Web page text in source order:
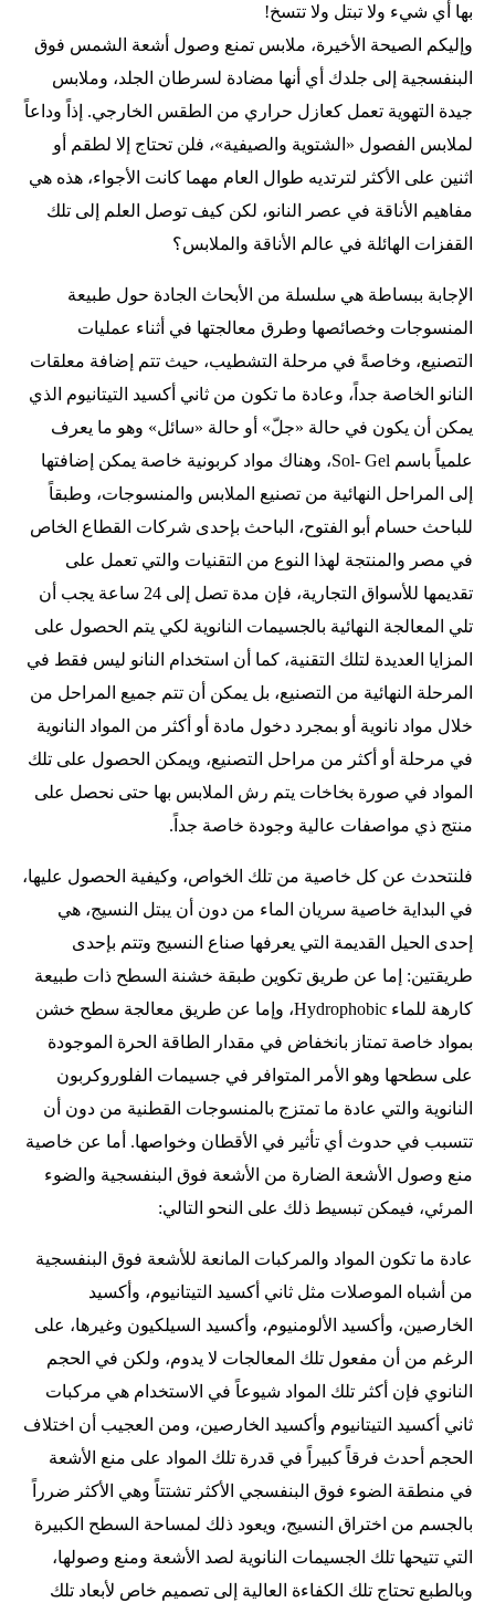
بها أي شيء ولا تبتل ولا تتسخ!
وإليكم الصيحة الأخيرة، ملابس تمنع وصول أشعة الشمس فوق
البنفسجية إلى جلدك أي أنها مضادة لسرطان الجلد، وملابس
جيدة التهوية تعمل كعازل حراري من الطقس الخارجي. إذاً وداعاً
لملابس الفصول «الشتوية والصيفية»، فلن تحتاج إلا لطقم أو
اثنين على الأكثر لترتديه طوال العام مهما كانت الأجواء، هذه هي
مفاهيم الأناقة في عصر النانو، لكن كيف توصل العلم إلى تلك
القفزات الهائلة في عالم الأناقة والملابس؟
الإجابة ببساطة هي سلسلة من الأبحاث الجادة حول طبيعة
المنسوجات وخصائصها وطرق معالجتها في أثناء عمليات
التصنيع، وخاصةً في مرحلة التشطيب، حيث تتم إضافة معلقات
النانو الخاصة جداً، وعادة ما تكون من ثاني أكسيد التيتانيوم الذي
يمكن أن يكون في حالة «جلّ» أو حالة «سائل» وهو ما يعرف
علمياً باسم Sol- Gel، وهناك مواد كربونية خاصة يمكن إضافتها
إلى المراحل النهائية من تصنيع الملابس والمنسوجات، وطبقاً
للباحث حسام أبو الفتوح، الباحث بإحدى شركات القطاع الخاص
في مصر والمنتجة لهذا النوع من التقنيات والتي تعمل على
تقديمها للأسواق التجارية، فإن مدة تصل إلى 24 ساعة يجب أن
تلي المعالجة النهائية بالجسيمات النانوية لكي يتم الحصول على
المزايا العديدة لتلك التقنية، كما أن استخدام النانو ليس فقط في
المرحلة النهائية من التصنيع، بل يمكن أن تتم جميع المراحل من
خلال مواد نانوية أو بمجرد دخول مادة أو أكثر من المواد النانوية
في مرحلة أو أكثر من مراحل التصنيع، ويمكن الحصول على تلك
المواد في صورة بخاخات يتم رش الملابس بها حتى نحصل على
منتج ذي مواصفات عالية وجودة خاصة جداً.
فلنتحدث عن كل خاصية من تلك الخواص، وكيفية الحصول عليها،
في البداية خاصية سريان الماء من دون أن يبتل النسيج، هي
إحدى الحيل القديمة التي يعرفها صناع النسيج وتتم بإحدى
طريقتين: إما عن طريق تكوين طبقة خشنة السطح ذات طبيعة
كارهة للماء Hydrophobic، وإما عن طريق معالجة سطح خشن
بمواد خاصة تمتاز بانخفاض في مقدار الطاقة الحرة الموجودة
على سطحها وهو الأمر المتوافر في جسيمات الفلوروكربون
النانوية والتي عادة ما تمتزج بالمنسوجات القطنية من دون أن
تتسبب في حدوث أي تأثير في الأقطان وخواصها. أما عن خاصية
منع وصول الأشعة الضارة من الأشعة فوق البنفسجية والضوء
المرئي، فيمكن تبسيط ذلك على النحو التالي:
عادة ما تكون المواد والمركبات المانعة للأشعة فوق البنفسجية
من أشباه الموصلات مثل ثاني أكسيد التيتانيوم، وأكسيد
الخارصين، وأكسيد الألومنيوم، وأكسيد السيلكيون وغيرها، على
الرغم من أن مفعول تلك المعالجات لا يدوم، ولكن في الحجم
النانوي فإن أكثر تلك المواد شيوعاً في الاستخدام هي مركبات
ثاني أكسيد التيتانيوم وأكسيد الخارصين، ومن العجيب أن اختلاف
الحجم أحدث فرقاً كبيراً في قدرة تلك المواد على منع الأشعة
في منطقة الضوء فوق البنفسجي الأكثر تشتتاً وهي الأكثر ضرراً
بالجسم من اختراق النسيج، ويعود ذلك لمساحة السطح الكبيرة
التي تتيحها تلك الجسيمات النانوية لصد الأشعة ومنع وصولها،
وبالطبع تحتاج تلك الكفاءة العالية إلى تصميم خاص لأبعاد تلك